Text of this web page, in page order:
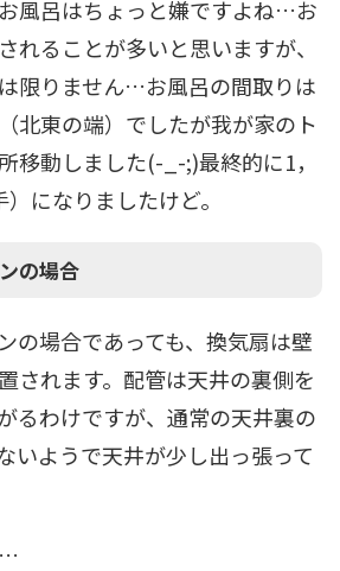
風呂はちょっと嫌ですよね…お
れることが多いと思いますが、
限りません…お風呂の間取りは
北東の端）でしたが我が家のト
移動しました(-_-;)最終的に1，
になりましたけど。
の場合
の場合であっても、換気扇は壁
されます。配管は天井の裏側を
るわけですが、通常の天井裏の
いようで天井が少し出っ張って